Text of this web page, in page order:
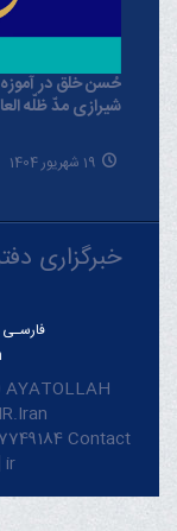
حُسن خلق در
شیرازی مدّ ظلّه
19 شهریور 1404
خبرگزاری
فارسـی
AYATOLLAH
Contact
ir